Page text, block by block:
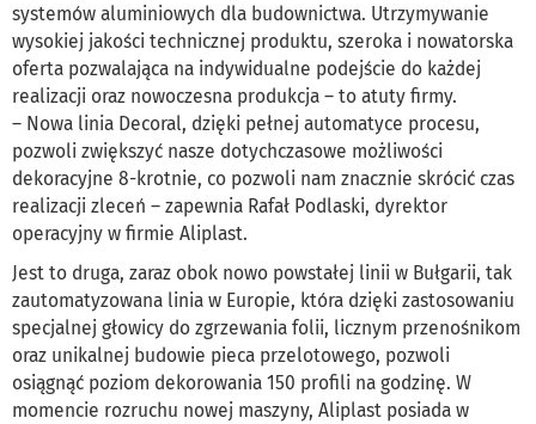
systemów aluminiowych dla budownictwa. Utrzymywanie
wysokiej jakości technicznej produktu, szeroka i nowatorska
oferta pozwalająca na indywidualne podejście do każdej
realizacji oraz nowoczesna produkcja – to atuty firmy.
– Nowa linia Decoral, dzięki pełnej automatyce procesu,
pozwoli zwiększyć nasze dotychczasowe możliwości
dekoracyjne 8-krotnie, co pozwoli nam znacznie skrócić czas
realizacji zleceń – zapewnia Rafał Podlaski, dyrektor
operacyjny w firmie Aliplast.
Jest to druga, zaraz obok nowo powstałej linii w Bułgarii, tak
zautomatyzowana linia w Europie, która dzięki zastosowaniu
specjalnej głowicy do zgrzewania folii, licznym przenośnikom
oraz unikalnej budowie pieca przelotowego, pozwoli
osiągnąć poziom dekorowania 150 profili na godzinę. W
momencie rozruchu nowej maszyny, Aliplast posiada w